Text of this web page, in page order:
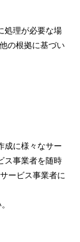
処理が必要な場
の根拠に基づい
成に様々なサー
ス事業者を随時
ービス事業者に